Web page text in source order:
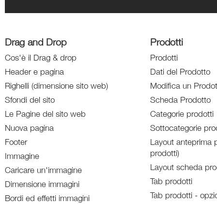
Drag and Drop
Cos'è il Drag & drop
Header e pagina
Righelli (dimensione sito web)
Sfondi del sito
Le Pagine del sito web
Nuova pagina
Footer
Immagine
Caricare un'immagine
Dimensione immagini
Bordi ed effetti immagini
Prodotti
Prodotti
Dati del Prodotto
Modifica un
Scheda Prodotto
Categorie prodotti
Sottocategorie
Layout anteprima
prodotti)
Layout scheda
Tab prodotti
Tab prodotti -